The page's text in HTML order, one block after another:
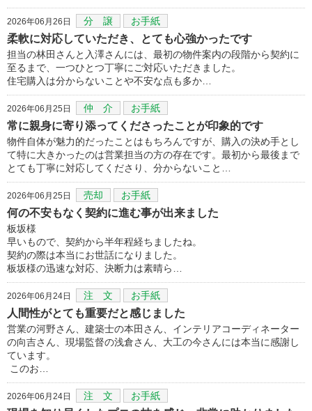
2026年06月26日 分 譲 お手紙
柔軟に対応していただき、とても心強かったです
担当の林田さんと入澤さんには、最初の物件案内の段階から契約に
至るまで、一つひとつ丁寧にご対応いただきました。
住宅購入は分からないことや不安な点も多か…
2026年06月25日 仲 介 お手紙
常に親身に寄り添ってくださったことが印象的です
物件自体が魅力的だったことはもちろんですが、購入の決め手とし
て特に大きかったのは営業担当の方の存在です。最初から最後まで
とても丁寧に対応してくださり、分からないこと…
2026年06月25日 売却 お手紙
何の不安もなく契約に進む事が出来ました
板坂様
早いもので、契約から半年程経ちましたね。
契約の際は本当にお世話になりました。
板坂様の迅速な対応、決断力は素晴ら…
2026年06月24日 注 文 お手紙
人間性がとても重要だと感じました
営業の河野さん、建築士の本田さん、インテリアコーディネーター
の向吉さん、現場監督の浅倉さん、大工の今さんには本当に感謝し
ています。
このお…
2026年06月24日 注 文 お手紙